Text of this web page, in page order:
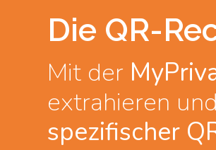
Die QR-
Mit der
extrahieren
spezifischer